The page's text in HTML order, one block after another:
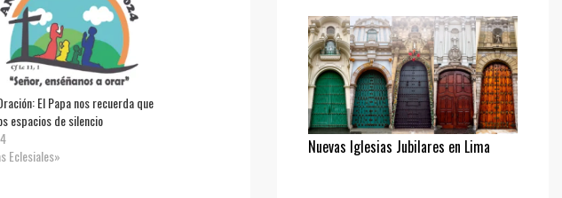
El Papa nos recuerda que
espacios de silencio
Eclesiales»
Nuevas Iglesias Jubilares en Lima